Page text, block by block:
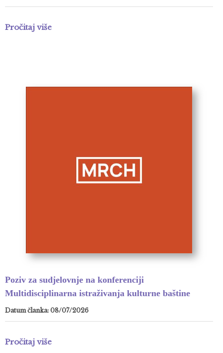
Pročitaj više
Poziv za sudjelovnje na konferenciji
Multidisciplinarna istraživanja kulturne baštine
Datum članka: 08/07/2026
Pročitaj više